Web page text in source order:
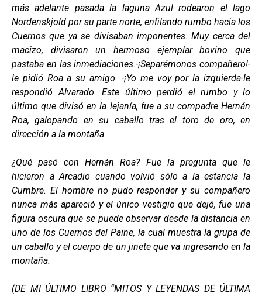
más adelante pasada la laguna Azul rodearon el lago
Nordenskjold por su parte norte, enfilando rumbo hacia los
Cuernos que ya se divisaban imponentes. Muy cerca del
macizo, divisaron un hermoso ejemplar bovino que
pastaba en las inmediaciones.-¡Separémonos compañero!-
le pidió Roa a su amigo. -¡Yo me voy por la izquierda-le
respondió Alvarado. Este último perdió el rumbo y lo
último que divisó en la lejanía, fue a su compadre Hernán
Roa, galopando en su caballo tras el toro de oro, en
dirección a la montaña.
¿Qué pasó con Hernán Roa? Fue la pregunta que le
hicieron a Arcadio cuando volvió sólo a la estancia la
Cumbre. El hombre no pudo responder y su compañero
nunca más apareció y el único vestigio que dejó, fue una
figura oscura que se puede observar desde la distancia en
uno de los Cuernos del Paine, la cual muestra la grupa de
un caballo y el cuerpo de un jinete que va ingresando en la
montaña.
(DE MI ÚLTIMO LIBRO “MITOS Y LEYENDAS DE ÚLTIMA